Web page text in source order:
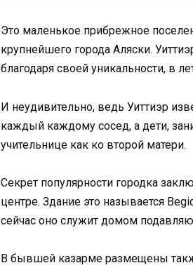
Это маленькое прибрежное
крупнейшего города Аляски.
благодаря своей уникальности, в
И неудивительно, ведь Уиттиэр
каждый каждому сосед, а дети,
учительнице как ко второй матери.
Секрет популярности городка
центре. Здание это называется
сейчас оно служит домом
В бывшей казарме размещены